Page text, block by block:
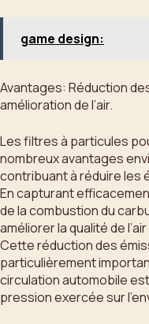
game design:
Avantages: Réduction
amélioration de l’air.
Les filtres à particules
nombreux avantages
contribuant à réduire les
En capturant
de la combustion du
améliorer la qualité de
Cette réduction des
particulièrement
circulation automobile
pression exercée sur